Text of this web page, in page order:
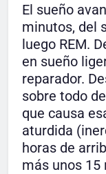
El sueño
minutos, del
luego REM.
en sueño
reparador.
sobre todo
que causa
aturdida
horas de
más unos